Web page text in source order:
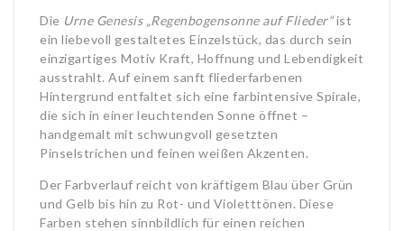
Die Urne Genesis „Regenbogensonne auf Flieder“ist
ein liebevoll gestaltetes Einzelstück, das durch sein
einzigartiges Motiv Kraft, Hoffnung und Lebendigkeit
ausstrahlt. Auf einem sanft fliederfarbenen
Hintergrund entfaltet sich eine farbintensive Spirale,
die sich in einer leuchtenden Sonne öffnet –
handgemalt mit schwungvoll gesetzten
Pinselstrichen und feinen weißen Akzenten.
Der Farbverlauf reicht von kräftigem Blau über Grün
und Gelb bis hin zu Rot- und Violetttönen. Diese
Farben stehen sinnbildlich für einen reichen